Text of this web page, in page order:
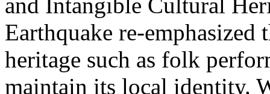
and Intangible Cultural
Earthquake re-
heritage such as folk
maintain its local identity.